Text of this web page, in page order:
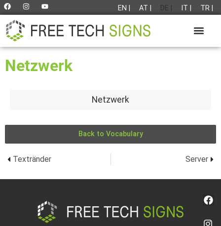
EN | AT | DE | IT | TR |
Netzwerk
Netzwerk
Back to Vocabulary
Textränder Server